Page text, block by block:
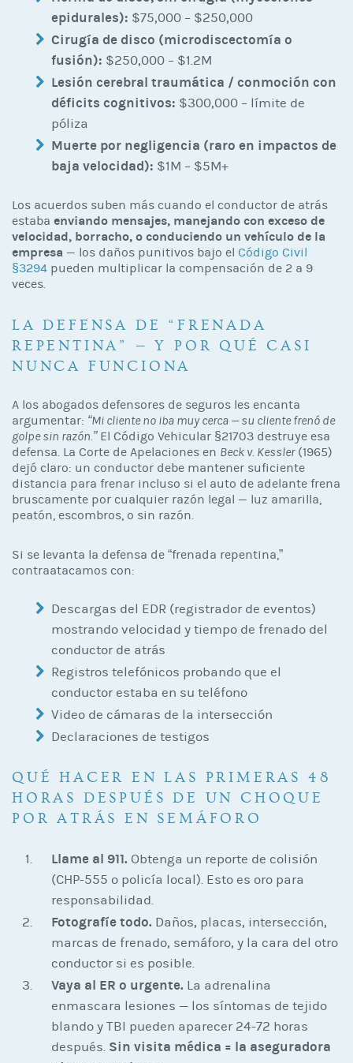
epidurales): $75,000 – $250,000
Cirugía de disco (microdiscectomía o
fusión): $250,000 – $1.2M
Lesión cerebral traumática / conmoción con
déficits cognitivos: $300,000 – límite de
póliza
Muerte por negligencia (raro en impactos de
baja velocidad): $1M – $5M+
Los acuerdos suben más cuando el conductor de atrás
estaba enviando mensajes, manejando con exceso de
velocidad, borracho, o conduciendo un vehículo de la
empresa — los daños punitivos bajo el Código Civil
§3294 pueden multiplicar la compensación de 2 a 9
veces.
LA DEFENSA DE “FRENADA
REPENTINA” — Y POR QUÉ CASI
NUNCA FUNCIONA
A los abogados defensores de seguros les encanta
argumentar: “Mi cliente no iba muy cerca — su cliente frenó de
golpe sin razón.”El Código Vehicular §21703 destruye esa
defensa. La Corte de Apelaciones en Beck v. Kessler(1965)
dejó claro: un conductor debe mantener suficiente
distancia para frenar incluso si el auto de adelante frena
bruscamente por cualquier razón legal — luz amarilla,
peatón, escombros, o sin razón.
Si se levanta la defensa de “frenada repentina,”
contraatacamos con:
Descargas del EDR (registrador de eventos)
mostrando velocidad y tiempo de frenado del
conductor de atrás
Registros telefónicos probando que el
conductor estaba en su teléfono
Video de cámaras de la intersección
Declaraciones de testigos
QUÉ HACER EN LAS PRIMERAS 48
HORAS DESPUÉS DE UN CHOQUE
POR ATRÁS EN SEMÁFORO
Llame al 911. Obtenga un reporte de colisión
(CHP-555 o policía local). Esto es oro para
responsabilidad.
Fotografíe todo. Daños, placas, intersección,
marcas de frenado, semáforo, y la cara del otro
conductor si es posible.
Vaya al ER o urgente. La adrenalina
enmascara lesiones — los síntomas de tejido
blando y TBI pueden aparecer 24-72 horas
después. Sin visita médica = la aseguradora